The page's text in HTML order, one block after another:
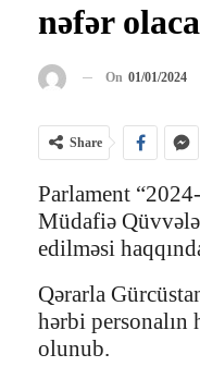
nəfər
On 01/01/2024
Share
Parlament
Müdafiə
edilməsi
Qərarla
hərbi personalın
olunub.